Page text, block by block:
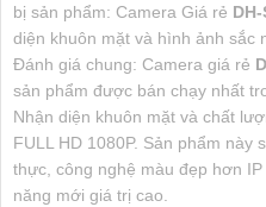
bị sản phẩm: Camera Giá rẻ
diện khuôn mặt và hình ảnh sắc
Đánh giá chung: Camera giá rẻ
sản phẩm được bán chạy nhất
Nhận diện khuôn mặt và chất
FULL HD 1080P. Sản phẩm này
thực, công nghệ màu đẹp hơn
năng mới giá trị cao.